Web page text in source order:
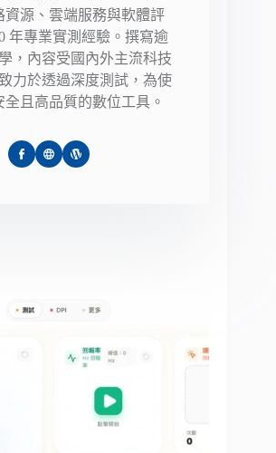
資源、雲端服務與軟體評
年專業實測經驗。撰寫逾
，內容受國內外主流科技
力於透過深度測試，為使
全且高品質的數位工具。